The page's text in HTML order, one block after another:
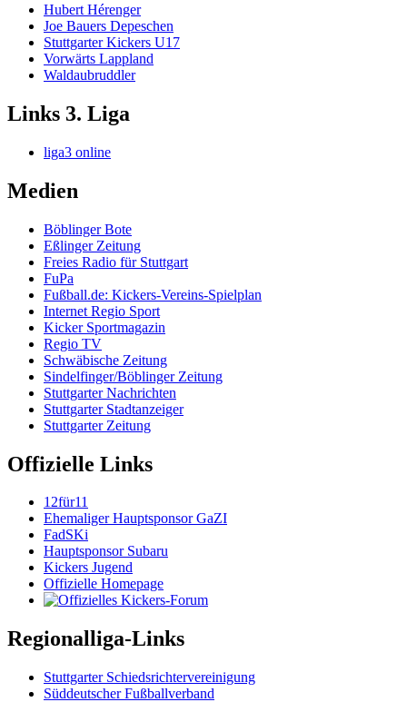
Hubert Hérenger
Joe Bauers Depeschen
Stuttgarter Kickers U17
Vorwärts Lappland
Waldaubruddler
Links 3. Liga
liga3 online
Medien
Böblinger Bote
Eßlinger Zeitung
Freies Radio für Stuttgart
FuPa
Fußball.de: Kickers-Vereins-Spielplan
Internet Regio Sport
Kicker Sportmagazin
Regio TV
Schwäbische Zeitung
Sindelfinger/Böblinger Zeitung
Stuttgarter Nachrichten
Stuttgarter Stadtanzeiger
Stuttgarter Zeitung
Offizielle Links
12für11
Ehemaliger Hauptsponsor GaZI
FadSKi
Hauptsponsor Subaru
Kickers Jugend
Offizielle Homepage
Regionalliga-Links
Stuttgarter Schiedsrichtervereinigung
Süddeutscher Fußballverband